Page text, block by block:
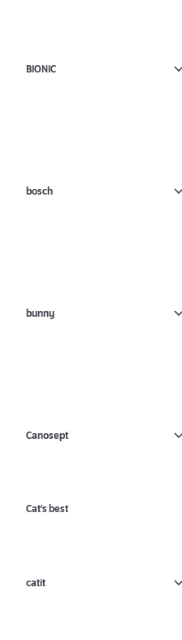
BIONIC
bosch
bunny
Canosept
Cat's best
catit